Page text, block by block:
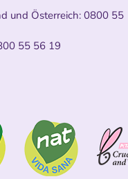
und Österreich:0800 55
55 56 19